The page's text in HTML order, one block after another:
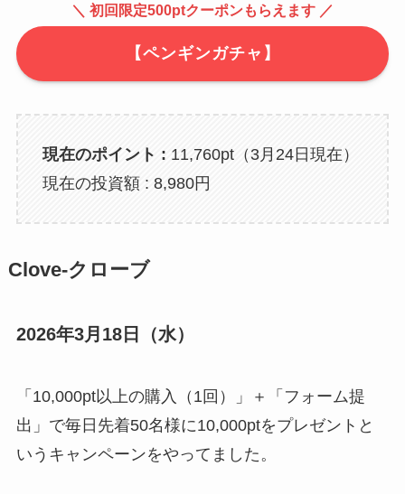
＼ 初回限定500ptクーポンもらえます ／
【ペンギンガチャ】
現在のポイント : 11,760pt（3月24日現在）
現在の投資額 : 8,980円
Clove-クローブ
2026年3月18日（水）
「10,000pt以上の購入（1回）」＋「フォーム提
出」で毎日先着50名様に10,000ptをプレゼントと
いうキャンペーンをやってました。